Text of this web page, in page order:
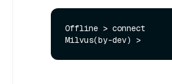
Offline > connect